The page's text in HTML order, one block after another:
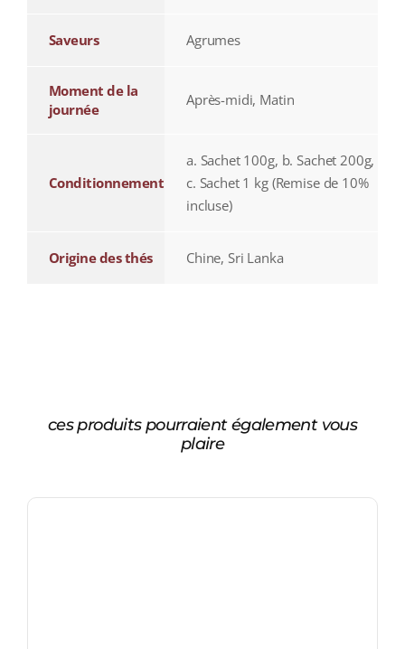
Saveurs Agrumes
Moment de la
journée
Après-midi, Matin
Conditionnement
a. Sachet 100g, b. Sachet 200g,
c. Sachet 1 kg (Remise de 10%
incluse)
Origine des thés Chine, Sri Lanka
ces produits pourraient également vous
plaire